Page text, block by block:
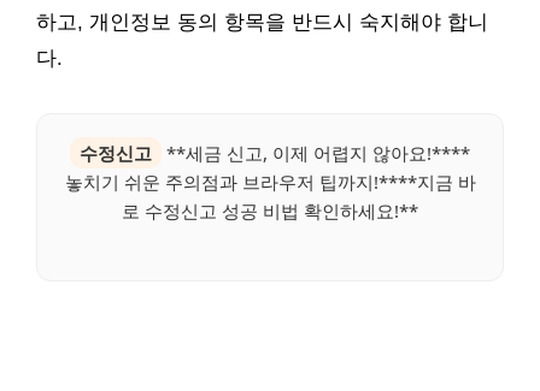
하고, 개인정보 동의 항목을 반드시 숙지해야 합니
다.
수정신고 **세금 신고, 이제 어렵지 않아요!****
놓치기 쉬운 주의점과 브라우저 팁까지!****지금 바
로 수정신고 성공 비법 확인하세요!**